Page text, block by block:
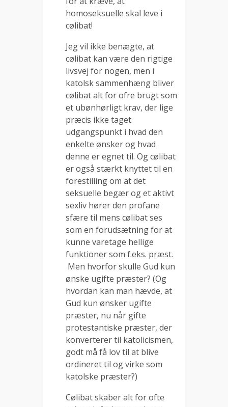
homoseksuelle skal leve i
cølibat!
Jeg vil ikke benægte, at
cølibat kan være den rigtige
livsvej for nogen, men i
katolsk sammenhæng bliver
cølibat alt for ofre brugt som
et ubønhørligt krav, der lige
præcis ikke taget
udgangspunkt i hvad den
enkelte ønsker og hvad
denne er egnet til. Og cølibat
er også stærkt knyttet til en
forestilling om at det
seksuelle begær og et aktivt
sexliv hører den profane
sfære til mens cølibat ses
som en forudsætning for at
kunne varetage hellige
funktioner som f.eks. præst.
Men hvorfor skulle Gud kun
ønske ugifte præster? (Og
hvordan kan man hævde, at
Gud kun ønsker ugifte
præster, nu når gifte
protestantiske præster, der
konverterer til katolicismen,
godt må få lov til at blive
ordineret til og virke som
katolske præster?)
Cølibat skaber alt for ofte